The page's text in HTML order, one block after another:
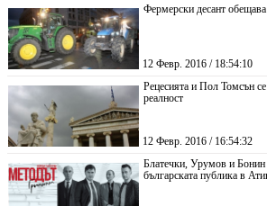
Фермерски десант
12 Февр. 2016 / 18:54:10
Рецесията и Пол Томсън
реалност
12 Февр. 2016 / 16:54:32
Блатечки, Урумов и Бонин
българската публика в